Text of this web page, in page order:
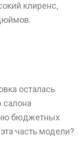
клиренс,
осталась
салона
бюджетных
часть модели?